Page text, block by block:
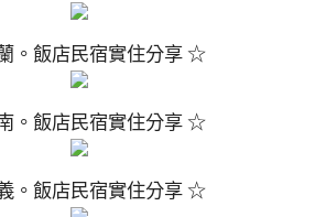
。飯店民宿實住分享 ☆
。飯店民宿實住分享 ☆
。飯店民宿實住分享 ☆